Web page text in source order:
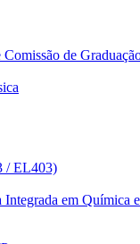
de
/ EL403)
em Química